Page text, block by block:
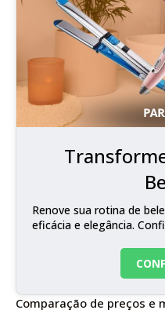
Renove sua rotina de
eficácia e elegância.
Comparação de preços e